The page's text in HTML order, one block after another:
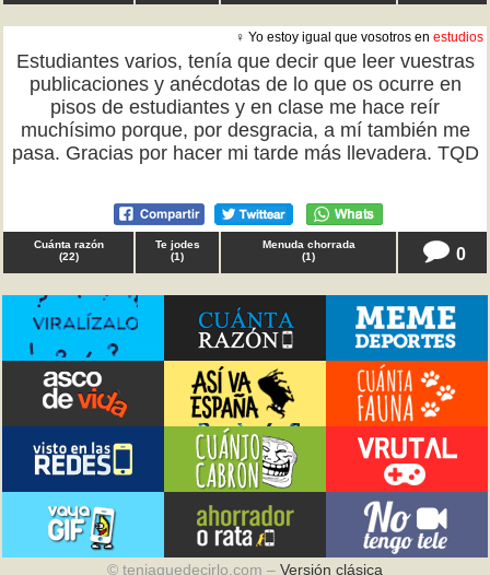
♀ Yo estoy igual que vosotros en estudios
Estudiantes varios, tenía que decir que leer vuestras
publicaciones y anécdotas de lo que os ocurre en
pisos de estudiantes y en clase me hace reír
muchísimo porque, por desgracia, a mí también me
pasa. Gracias por hacer mi tarde más llevadera. TQD
Cuánta razón
(22)
Te jodes
(1)
Menuda chorrada
(1) 0
© teniaquedecirlo.com – Versión clásica